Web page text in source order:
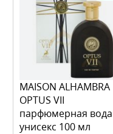
MAISON ALHAMBRA
OPTUS VII
парфюмерная вода
унисекс 100 мл